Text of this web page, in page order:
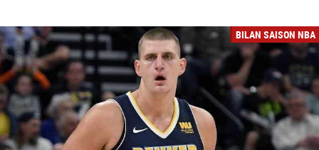
BILAN SAISON NBA